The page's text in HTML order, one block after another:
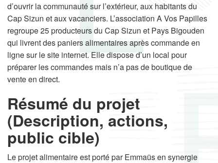
d’ouvrir la communauté sur l’extérieur, aux habitants du
Cap Sizun et aux vacanciers. L’association A Vos Papilles
regroupe 25 producteurs du Cap Sizun et Pays Bigouden
qui livrent des paniers alimentaires après commande en
ligne sur le site internet. Elle dispose d’un local pour
préparer les commandes mais n’a pas de boutique de
vente en direct.
Résumé du projet
(Description, actions,
public cible)
Le projet alimentaire est porté par Emmaüs en synergie